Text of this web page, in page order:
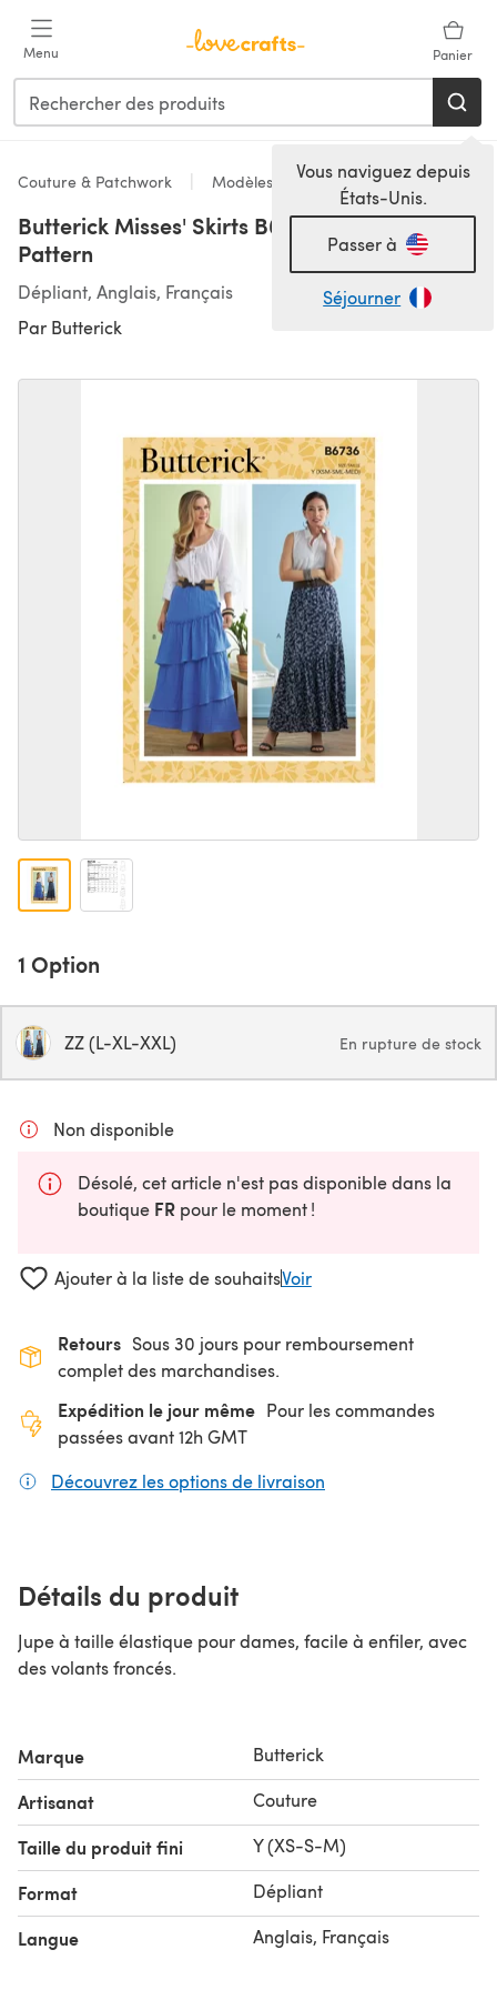
Menu Panier
Vous naviguez depuis
États-Unis.
Passer à
Séjourner
Couture & Patchwork Modèles
Butterick Misses' Skirts B6736 - Sewing
Pattern
Dépliant, Anglais, Français
Par Butterick
1 Option
ZZ (L-XL-XXL) En rupture de stock
Non disponible
Désolé, cet article n'est pas disponible dans la
boutique FR pour le moment !
Ajouter à la liste de souhaitsVoir
Retours Sous 30 jours pour remboursement
complet des marchandises.
Expédition le jour même Pour les commandes
passées avant 12h GMT
Découvrez les options de livraison
Détails du produit
Jupe à taille élastique pour dames, facile à enfiler, avec
des volants froncés.
Marque Butterick
Artisanat Couture
Taille du produit fini Y (XS-S-M)
Format Dépliant
Langue Anglais, Français